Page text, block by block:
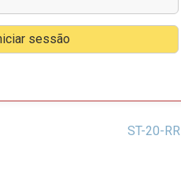
ST-20-RR